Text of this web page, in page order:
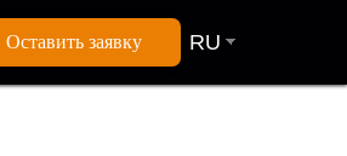
Оставить заявку RU